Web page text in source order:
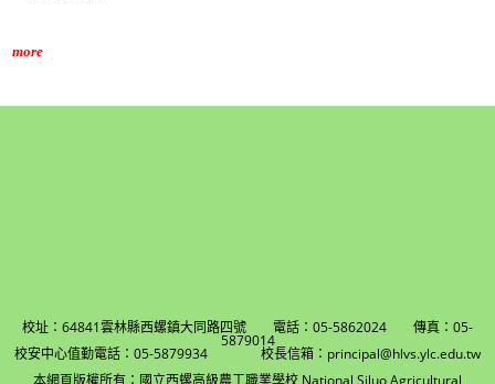
more
校址：64841雲林縣西螺鎮大同路四號 電話：05-5862024 傳真：05-
5879014
校安中心值勤電話：05-5879934 校長信箱：principal@hlvs.ylc.edu.tw
本網頁版權所有：國立西螺高級農工職業學校 National Siluo Agricultural